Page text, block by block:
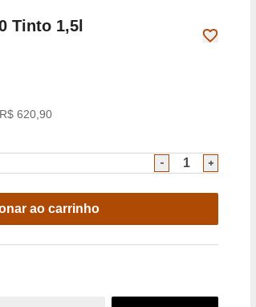
Tinto 1,5l
620,90
ao carrinho